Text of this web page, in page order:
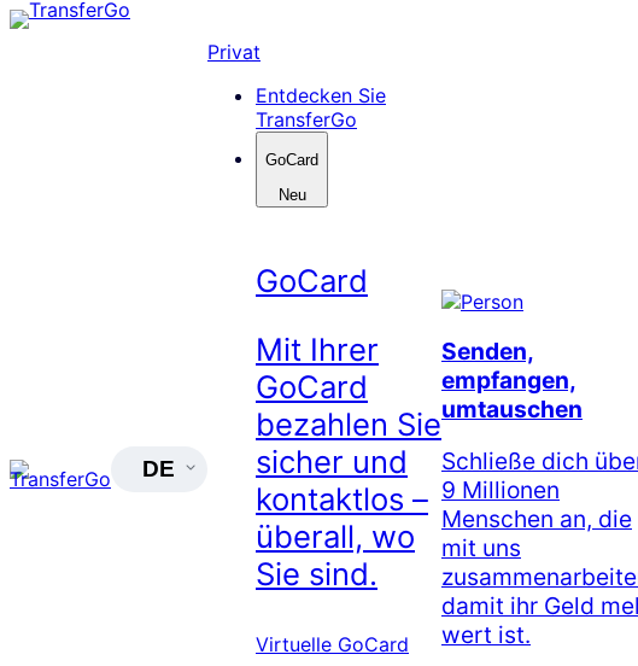
Skip
DE
Privat
Entdecken Sie
TransferGo
GoCard
Neu
GoCard
Mit Ihrer
GoCard
bezahlen Sie
sicher und
kontaktlos –
überall, wo
Sie sind.
Virtuelle GoCard
Senden,
empfangen,
umtauschen
Schließe dich
9 Millionen
Menschen an, die
mit uns
damit ihr Geld
wert ist.